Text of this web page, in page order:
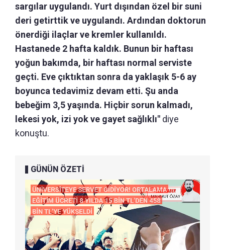
sargılar uygulandı. Yurt dışından özel bir suni
deri getirttik ve uygulandı. Ardından doktorun
önerdiği ilaçlar ve kremler kullanıldı.
Hastanede 2 hafta kaldık. Bunun bir haftası
yoğun bakımda, bir haftası normal serviste
geçti. Eve çıktıktan sonra da yaklaşık 5-6 ay
boyunca tedavimiz devam etti. Şu anda
bebeğim 3,5 yaşında. Hiçbir sorun kalmadı,
lekesi yok, izi yok ve gayet sağlıklı" diye
konuştu.
GÜNÜN ÖZETİ